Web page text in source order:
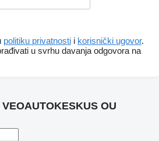
politiku privatnosti i korisnički ugovor.
​​u svrhu davanja odgovora na
OU